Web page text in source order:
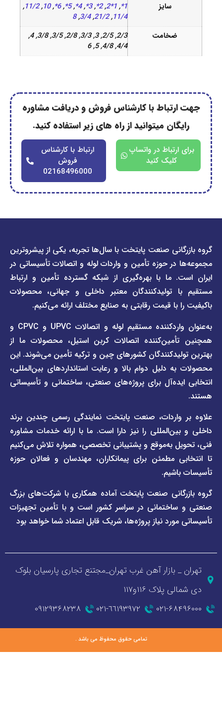
1*
,
,
4*
,
5*
,
6*
,
10
,
11/2
,
3/4
,
8
2/3, 2/5, 3, 3/3, 2/8, 3/5, 3/8, 4,
با کارشناس فروش و دریافت مشاوره
میتوانید از راه های زیر استفاده کنید.
ارتباط با کارشناس
02168496000
در واتساپ
کلیک کنید
صنعت پایتخت با سال‌ها تجربه، یکی از پیشروترین
حوزه تأمین و واردات لوله و اتصالات تأسیساتی در
ما با بهره‌گیری از شبکه گسترده تأمین و ارتباط
تولیدکنندگان معتبر داخلی و جهانی، محصولات
با قیمت رقابتی به صنایع مختلف ارائه می‌کنیم.
به‌عنوان واردکننده مستقیم لوله و اتصالات UPVC و CPVC و
اتصالات کربن استیل، محصولات ما از
کشورهای چین و ترکیه تأمین می‌شوند. این
دلیل دوام بالا و رعایت استانداردهای بین‌المللی،
برای پروژه‌های صنعتی، ساختمانی و تأسیساتی
صنعت پایتخت نمایندگی رسمی چندین برند
را نیز دارا است. ما با ارائه خدمات مشاوره
به‌موقع و پشتیبانی تخصصی، همواره تلاش می‌کنیم
مطمئن برای پیمانکاران، مهندسان و فعالان حوزه
صنعت پایتخت آماده همکاری با شرکت‌های بزرگ
در سراسر کشور است و با تأمین تجهیزات
نیاز پروژه‌ها، شریک قابل اعتماد شما خواهد بود
دسترسی
سریع
صفحه
لیست
قیمت
صفحه
برند
پیمتاش
صفحه
برند
فاراب
پول
دسترسی
سریع
درباره
ما
قوانین
و
مقررات
وبلاگ
خبری
بازار آهن غرب تهران_مجتنع تجاری پارسیان بلوک
۱۱۶و۱۱۷
٦٦١٩٣٩٧٢-٠٢١ ۰۹۱۲۹۳۶۸۲۳۸
تمامی حقوق محفوظ می باشد .